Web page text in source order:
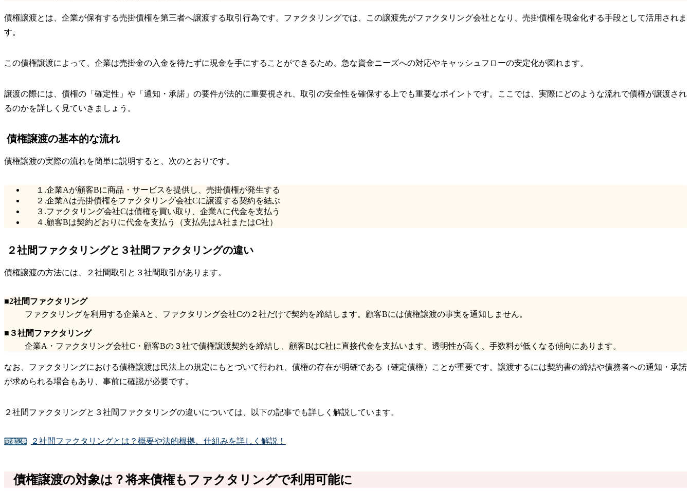
債権譲渡とは、企業が保有する売掛債権を第三者へ譲渡する取引行為です。ファクタリングでは、この譲渡先がファクタリング会社となり、売掛債権を現金化する手段として活用されま
す。
この債権譲渡によって、企業は売掛金の入金を待たずに現金を手にすることができるため、急な資金ニーズへの対応やキャッシュフローの安定化が図れます。
譲渡の際には、債権の「確定性」や「通知・承諾」の要件が法的に重要視され、取引の安全性を確保する上でも重要なポイントです。ここでは、実際にどのような流れで債権が譲渡され
るのかを詳しく見ていきましょう。
債権譲渡の基本的な流れ
債権譲渡の実際の流れを簡単に説明すると、次のとおりです。
１.企業Aが顧客Bに商品・サービスを提供し、売掛債権が発生する
２.企業Aは売掛債権をファクタリング会社Cに譲渡する契約を結ぶ
３.ファクタリング会社Cは債権を買い取り、企業Aに代金を支払う
４.顧客Bは契約どおりに代金を支払う（支払先はA社またはC社）
２社間ファクタリングと３社間ファクタリングの違い
債権譲渡の方法には、２社間取引と３社間取引があります。
■2社間ファクタリング
ファクタリングを利用する企業Aと、ファクタリング会社Cの２社だけで契約を締結します。顧客Bには債権譲渡の事実を通知しません。
■３社間ファクタリング
企業A・ファクタリング会社C・顧客Bの３社で債権譲渡契約を締結し、顧客BはC社に直接代金を支払います。透明性が高く、手数料が低くなる傾向にあります。
なお、ファクタリングにおける債権譲渡は民法上の規定にもとづいて行われ、債権の存在が明確である（確定債権）ことが重要です。譲渡するには契約書の締結や債務者への通知・承諾
が求められる場合もあり、事前に確認が必要です。
２社間ファクタリングと３社間ファクタリングの違いについては、以下の記事でも詳しく解説しています。
関連記事 ２社間ファクタリングとは？概要や法的根拠、仕組みを詳しく解説！
債権譲渡の対象は？将来債権もファクタリングで利用可能に